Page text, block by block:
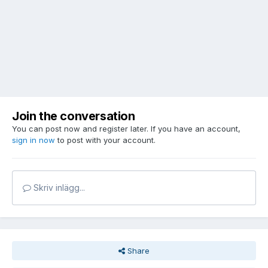
Join the conversation
You can post now and register later. If you have an account,
sign in now to post with your account.
Skriv inlägg...
Share